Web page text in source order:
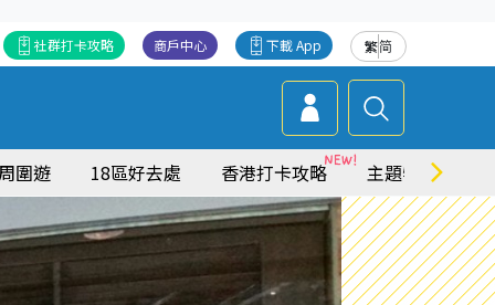
繁简
下載 App
商戶中心
社群打卡攻略
圍遊 18區好去處 香港打卡攻略 主題特集